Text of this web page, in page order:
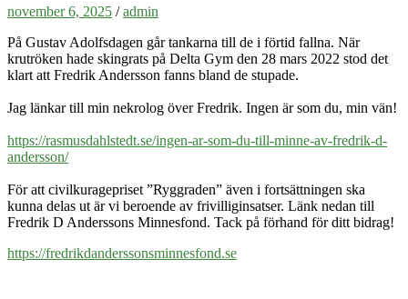
november 6, 2025 /admin
På Gustav Adolfsdagen går tankarna till de i förtid fallna. När
krutröken hade skingrats på Delta Gym den 28 mars 2022 stod det
klart att Fredrik Andersson fanns bland de stupade.
Jag länkar till min nekrolog över Fredrik. Ingen är som du, min vän!
https://rasmusdahlstedt.se/ingen-ar-som-du-till-minne-av-fredrik-d-
andersson/
För att civilkuragepriset ”Ryggraden” även i fortsättningen ska
kunna delas ut är vi beroende av frivilliginsatser. Länk nedan till
Fredrik D Anderssons Minnesfond. Tack på förhand för ditt bidrag!
https://fredrikdanderssonsminnesfond.se